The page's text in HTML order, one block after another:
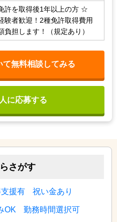
許を取得後1年以上の方 ☆
験者歓迎！2種免許取得費用
負担します！（規定あり）
て無料相談してみる
に応募する
さがす
援有 祝い金あり
OK 勤務時間選択可